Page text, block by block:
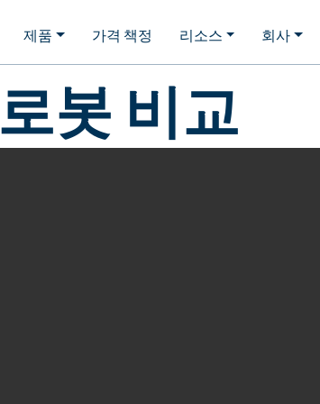
제품 가격 책정 리소스 회사
로봇 비교